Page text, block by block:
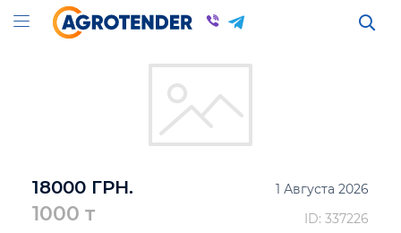
18000 ГРН. 1 Августа 2026
1000 т ID: 337226